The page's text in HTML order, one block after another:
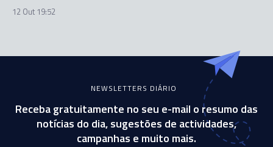
12 Out 19:52
NEWSLETTERS DIÁRIO
Receba gratuitamente no seu e-mail o resumo das
notícias do dia, sugestões de actividades,
campanhas e muito mais.